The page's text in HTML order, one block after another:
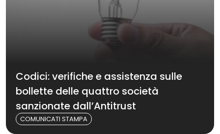
Codici: verifiche e assistenza sulle
bollette delle quattro società
sanzionate dall’Antitrust
COMUNICATI STAMPA